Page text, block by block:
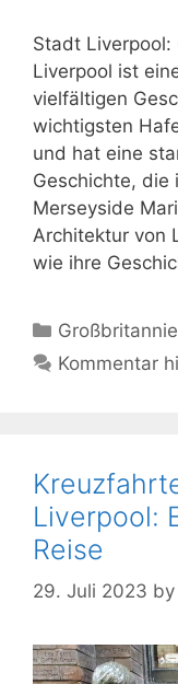
Stadt
Liverpool ist
vielfältigen
wichtigsten
und hat eine
Geschichte, die
Merseyside
Architektur von
wie ihre
Kategorien
Kommentar
Liverpool:
Reise
29. Juli 2023 by